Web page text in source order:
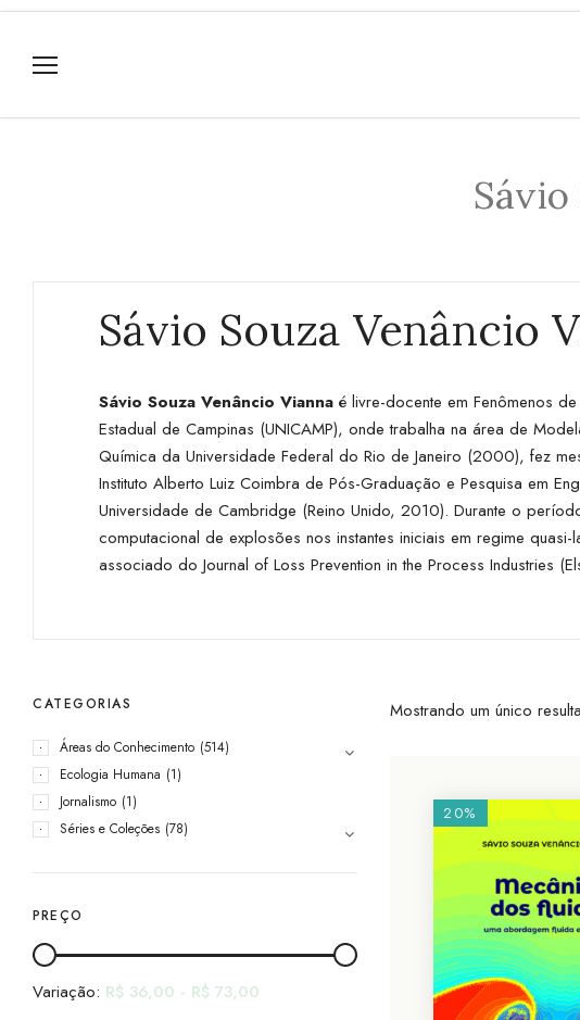
Sávio Souza Venâncio
Sávio Souza Venâncio Vianna é livre-docente em Fenômenos
Estadual de Campinas (UNICAMP), onde trabalha na área de
Química da Universidade Federal do Rio de Janeiro (2000), fez
Instituto Alberto Luiz Coimbra de Pós-Graduação e Pesquisa em
Universidade de Cambridge (Reino Unido, 2010). Durante o
computacional de explosões nos instantes iniciais em regime
associado do Journal of Loss Prevention in the Process Industries
CATEGORIAS
Áreas do Conhecimento (514)
Ecologia Humana (1)
Jornalismo (1)
Séries e Coleções (78)
PREÇO
Variação: R$ 36,00 - R$ 73,00
Mostrando um único
20%